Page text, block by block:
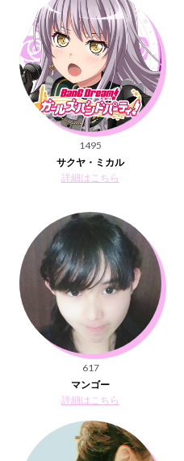
1495
サクヤ・ミカル
詳細はこちら
617
マンゴー
詳細はこちら